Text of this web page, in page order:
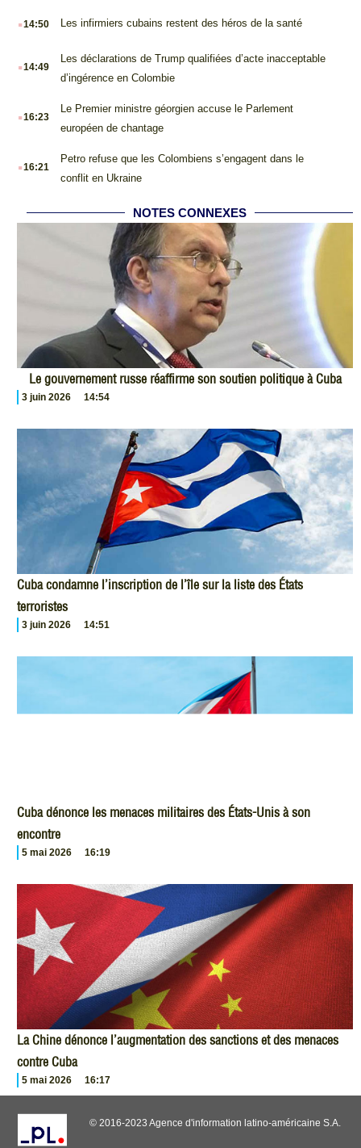
.14:50 Les infirmiers cubains restent des héros de la santé
.14:49
Les déclarations de Trump qualifiées d’acte inacceptable
d’ingérence en Colombie
.16:23
Le Premier ministre géorgien accuse le Parlement
européen de chantage
.16:21
Petro refuse que les Colombiens s’engagent dans le
conflit en Ukraine
NOTES CONNEXES
Le gouvernement russe réaffirme son soutien politique à Cuba
3 juin 2026 14:54
Cuba condamne l’inscription de l’île sur la liste des États
terroristes
3 juin 2026 14:51
Cuba dénonce les menaces militaires des États-Unis à son
encontre
5 mai 2026 16:19
La Chine dénonce l’augmentation des sanctions et des menaces
contre Cuba
5 mai 2026 16:17
© 2016-2023 Agence d'information latino-américaine S.A.